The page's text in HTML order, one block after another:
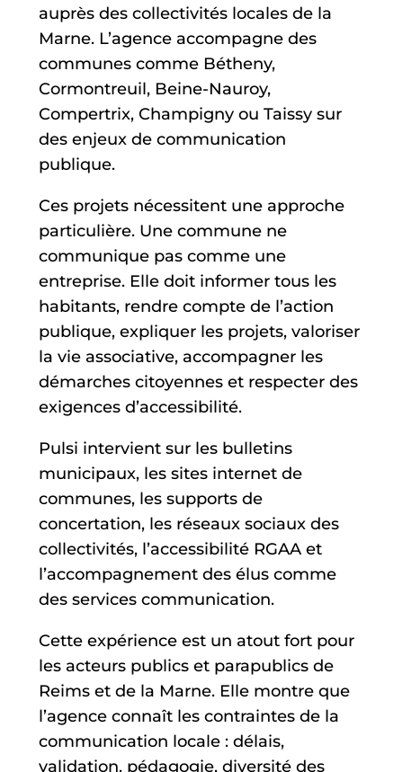
auprès des collectivités locales de la
Marne. L’agence accompagne des
communes comme Bétheny,
Cormontreuil, Beine-Nauroy,
Compertrix, Champigny ou Taissy sur
des enjeux de communication
publique.
Ces projets nécessitent une approche
particulière. Une commune ne
communique pas comme une
entreprise. Elle doit informer tous les
habitants, rendre compte de l’action
publique, expliquer les projets, valoriser
la vie associative, accompagner les
démarches citoyennes et respecter des
exigences d’accessibilité.
Pulsi intervient sur les bulletins
municipaux, les sites internet de
communes, les supports de
concertation, les réseaux sociaux des
collectivités, l’accessibilité RGAA et
l’accompagnement des élus comme
des services communication.
Cette expérience est un atout fort pour
les acteurs publics et parapublics de
Reims et de la Marne. Elle montre que
l’agence connaît les contraintes de la
communication locale : délais,
validation, pédagogie, diversité des